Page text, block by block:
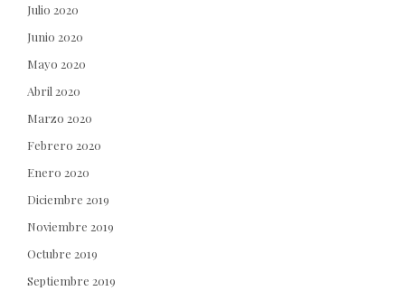
Julio 2020
Junio 2020
Mayo 2020
Abril 2020
Marzo 2020
Febrero 2020
Enero 2020
Diciembre 2019
Noviembre 2019
Octubre 2019
Septiembre 2019